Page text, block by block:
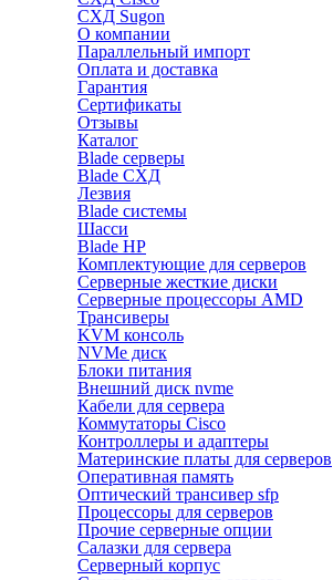
СХД Sugon
О компании
Параллельный импорт
Оплата и доставка
Гарантия
Сертификаты
Отзывы
Каталог
Blade серверы
Blade СХД
Лезвия
Blade системы
Шасси
Blade HP
Комплектующие для серверов
Серверные жесткие диски
Серверные процессоры AMD
Трансиверы
KVM консоль
NVMe диск
Блоки питания
Внешний диск nvme
Кабели для сервера
Коммутаторы Cisco
Контроллеры и адаптеры
Материнские платы для серверов
Оперативная память
Оптический трансивер sfp
Процессоры для серверов
Прочие серверные опции
Салазки для сервера
Серверный корпус